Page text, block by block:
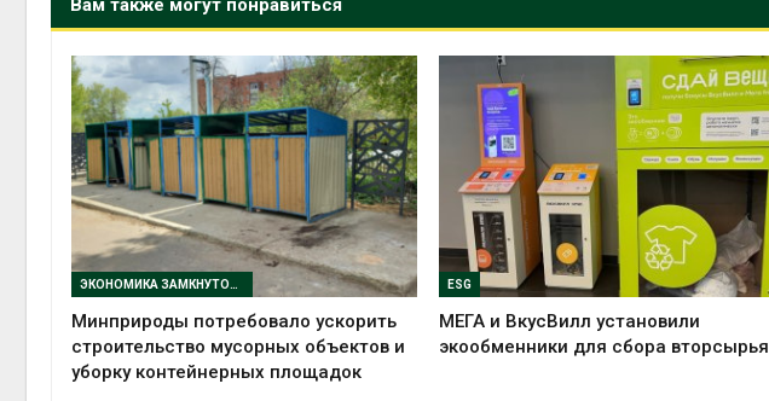
Вам также могут понравиться
ЭКОНОМИКА ЗАМКНУТОГО ЦИКЛА
Минприроды потребовало ускорить
строительство мусорных объектов и
уборку контейнерных площадок
ESG
МЕГА и ВкусВилл установили
экообменники для сбора вторсырья